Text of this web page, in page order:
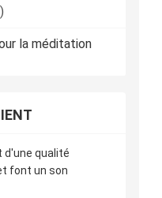
la méditation
d'une qualité
font un son